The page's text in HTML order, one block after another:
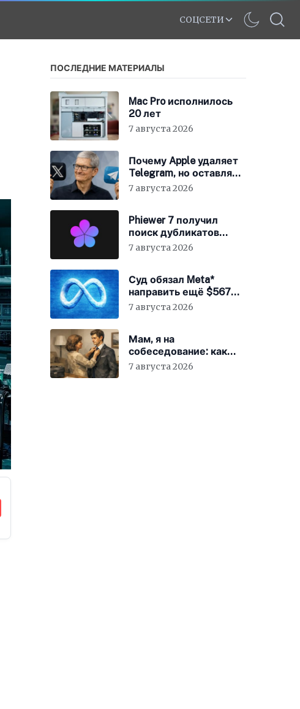
СОЦСЕТИ
ПОСЛЕДНИЕ МАТЕРИАЛЫ
Mac Pro исполнилось
20 лет
7 августа 2026
Почему Apple удаляет
Telegram, но оставляет
X
7 августа 2026
Phiewer 7 получил
поиск дубликатов
фотографий
7 августа 2026
Суд обязал Meta*
направить ещё $567
млн на устранение
7 августа 2026
Мам, я на
собеседование: как
гиперопека родителей
7 августа 2026